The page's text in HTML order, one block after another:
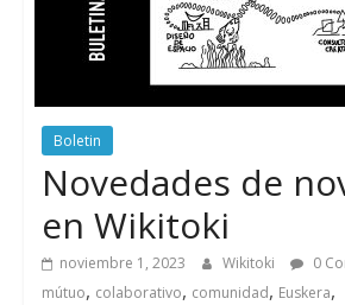
Boletin
Novedades de
en Wikitoki
noviembre 1, 2023 Wikitoki 0
mútuo, colaborativo, comunidad, Euskera,